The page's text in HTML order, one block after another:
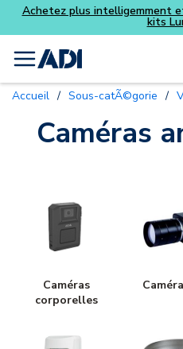
Skip
les
menu
Accueil / Sous-catÃ©gorie /
Caméras
Caméras
corporelles